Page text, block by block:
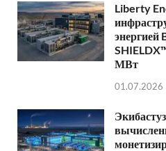
Liberty
энергией
МВт
01.07.2026